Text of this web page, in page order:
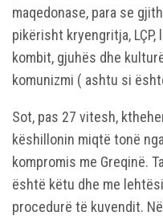
maqedonase, para se
pikërisht kryengritja,
kombit, gjuhës dhe
komunizmi ( ashtu si
Sot, pas 27 vitesh,
këshillonin miqtë tonë
kompromis me Greqinë.
është këtu dhe me
procedurë të kuvendit.